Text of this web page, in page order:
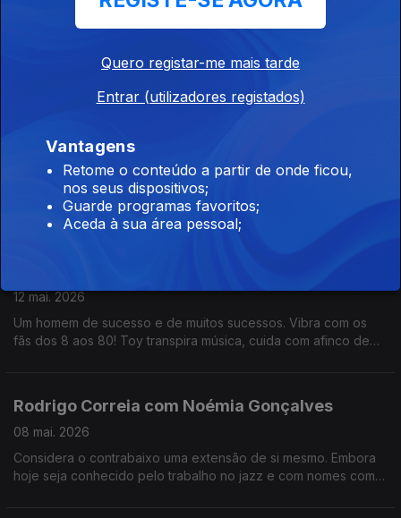
14 mai. 2026
anos. Já recebeu vários prémios, é autor de diversos livros e
participa em exposições individuais ou de grupo. Para ele,
fotografar é o ar que respira.
13 mai. 2026
Tem uma carreira a solo, faz parte dos Adiafa desde os 17
anos, estudou jazz, é ensaiador de grupos vocais, um deles
no estabelecimento prisional de Évora. Bernardo Emídio tem o
12 mai. 2026
Um homem de sucesso e de muitos sucessos. Vibra com os
fãs dos 8 aos 80! Toy transpira música, cuida com afinco de
Rodrigo Correia com Noémia Gonçalves
08 mai. 2026
Considera o contrabaixo uma extensão de si mesmo. Embora
hoje seja conhecido pelo trabalho no jazz e com nomes como
Quero registar-me mais tarde
Entrar (utilizadores registados)
Vantagens
Retome o conteúdo a partir de onde ficou,
nos seus dispositivos;
Guarde programas favoritos;
Aceda à sua área pessoal;